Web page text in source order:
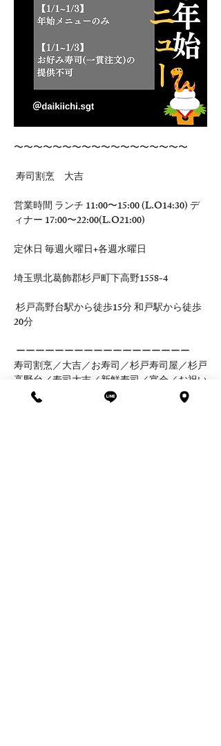
〜〜〜〜〜〜〜〜〜〜〜〜〜〜〜〜〜〜
寿司割烹　大吉
営業時間 ランチ 11:00〜15:00 (L.O14:30) デ
ィナー 17:00〜22:00(L.O21:00)
定休日 毎週火曜日+各週水曜日
埼玉県北葛飾郡杉戸町下高野1558-4
20分
ーーーーーーーーーーーーーーーーーー
寿司割烹／大吉／お寿司／杉戸寿司屋／杉戸
高野台／寿司大吉／新鮮寿司／宴会／お祝い
／法事／鮨／寿司屋／すし／杉戸寿司／年始